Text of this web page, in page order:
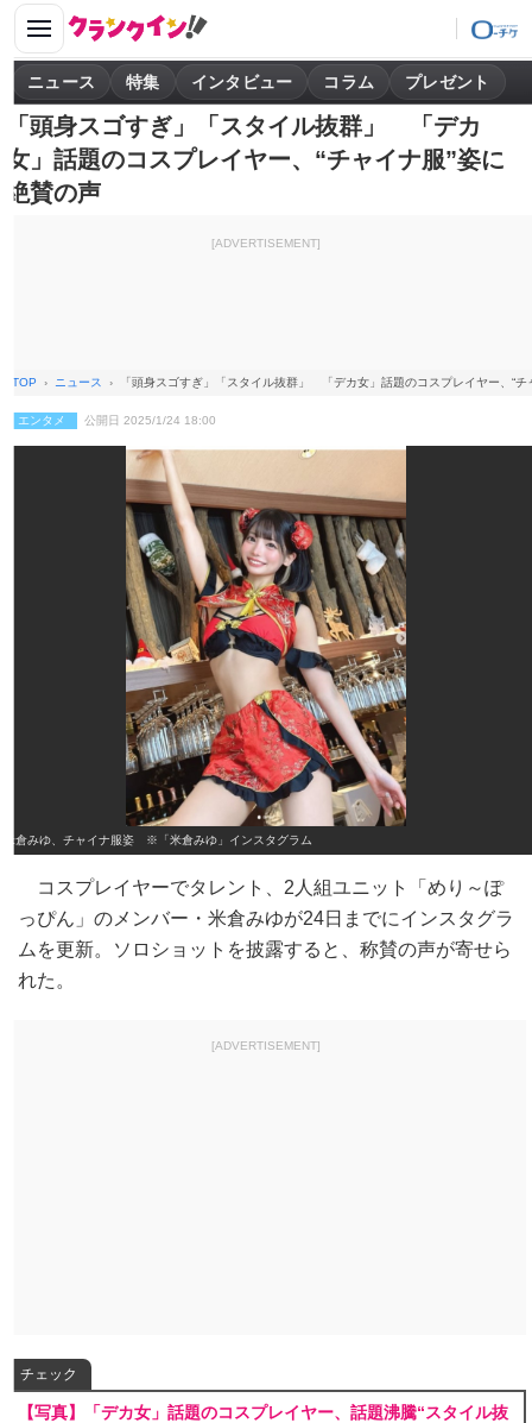
ニュース 特集 インタビュー コラム プレゼント
「頭身スゴすぎ」「スタイル抜群」 「デカ
女」話題のコスプレイヤー、“チャイナ服”姿に
絶賛の声
[ADVERTISEMENT]
TOP ニュース 「頭身スゴすぎ」「スタイル抜群」 「デカ女」話題のコスプレイヤー、“チ
エンタメ 公開日 2025/1/24 18:00
米倉みゆ、チャイナ服姿 ※「米倉みゆ」インスタグラム
コスプレイヤーでタレント、2人組ユニット「めり～ぽ
っぴん」のメンバー・米倉みゆが24日までにインスタグラ
ムを更新。ソロショットを披露すると、称賛の声が寄せら
れた。
[ADVERTISEMENT]
チェック
【写真】「デカ女」話題のコスプレイヤー、話題沸騰“スタイル抜